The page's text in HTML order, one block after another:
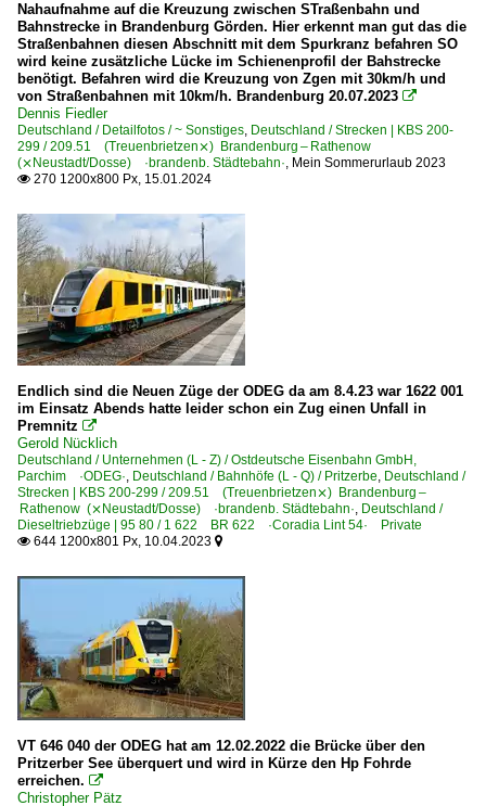
Nahaufnahme auf die Kreuzung zwischen STraßenbahn und
Bahnstrecke in Brandenburg Görden. Hier erkennt man gut das die
Straßenbahnen diesen Abschnitt mit dem Spurkranz befahren SO
wird keine zusätzliche Lücke im Schienenprofil der Bahstrecke
benötigt. Befahren wird die Kreuzung von Zgen mit 30km/h und
von Straßenbahnen mit 10km/h. Brandenburg 20.07.2023 
Dennis Fiedler
Deutschland / Detailfotos / ~ Sonstiges, Deutschland / Strecken | KBS 200-
299 / 209.51 (Treuenbrietzen⨯) Brandenburg – Rathenow
(⨯Neustadt/Dosse) ·brandenb. Städtebahn·, Mein Sommerurlaub 2023
 270 1200x800 Px, 15.01.2024
Endlich sind die Neuen Züge der ODEG da am 8.4.23 war 1622 001
im Einsatz Abends hatte leider schon ein Zug einen Unfall in
Premnitz 
Gerold Nücklich
Deutschland / Unternehmen (L - Z) / Ostdeutsche Eisenbahn GmbH,
Parchim ·ODEG·, Deutschland / Bahnhöfe (L - Q) / Pritzerbe, Deutschland /
Strecken | KBS 200-299 / 209.51 (Treuenbrietzen⨯) Brandenburg –
Rathenow (⨯Neustadt/Dosse) ·brandenb. Städtebahn·, Deutschland /
Dieseltriebzüge | 95 80 / 1 622 BR 622 ·Coradia Lint 54· Private
 644 1200x801 Px, 10.04.2023 
VT 646 040 der ODEG hat am 12.02.2022 die Brücke über den
Pritzerber See überquert und wird in Kürze den Hp Fohrde
erreichen. 
Christopher Pätz